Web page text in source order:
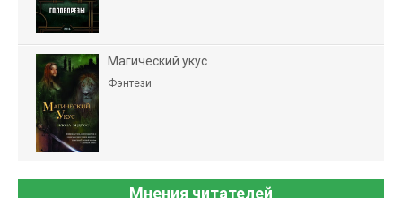
Магический укус
Фэнтези
Мнения читателей